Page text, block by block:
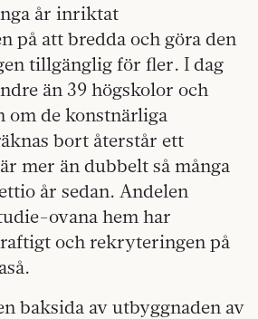
år inriktat
på att bredda och göra den
tillgänglig för fler. I dag
än 39 högskolor och
om de konstnärliga
bort återstår ett
mer än dubbelt så många
år sedan. Andelen
ovana hem har
och rekryteringen på
baksida av utbyggnaden av